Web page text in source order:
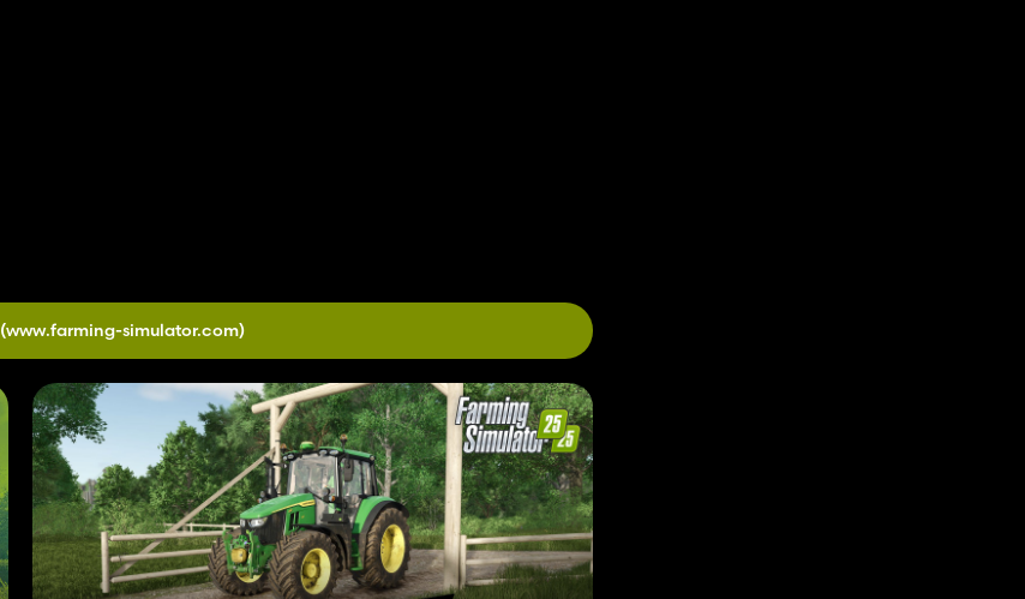
(www.farming-simulator.com)